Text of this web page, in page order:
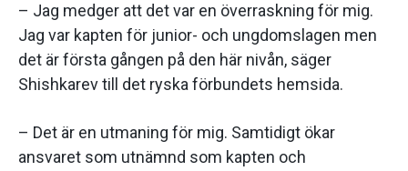
– Jag medger att det var en överraskning för mig.
Jag var kapten för junior- och ungdomslagen men
det är första gången på den här nivån, säger
Shishkarev till det ryska förbundets hemsida.
– Det är en utmaning för mig. Samtidigt ökar
ansvaret som utnämnd som kapten och